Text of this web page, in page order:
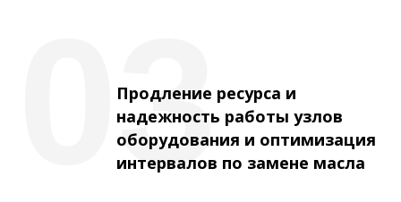
Продление ресурса и
надежность работы узлов
оборудования и оптимизация
интервалов по замене масла
03